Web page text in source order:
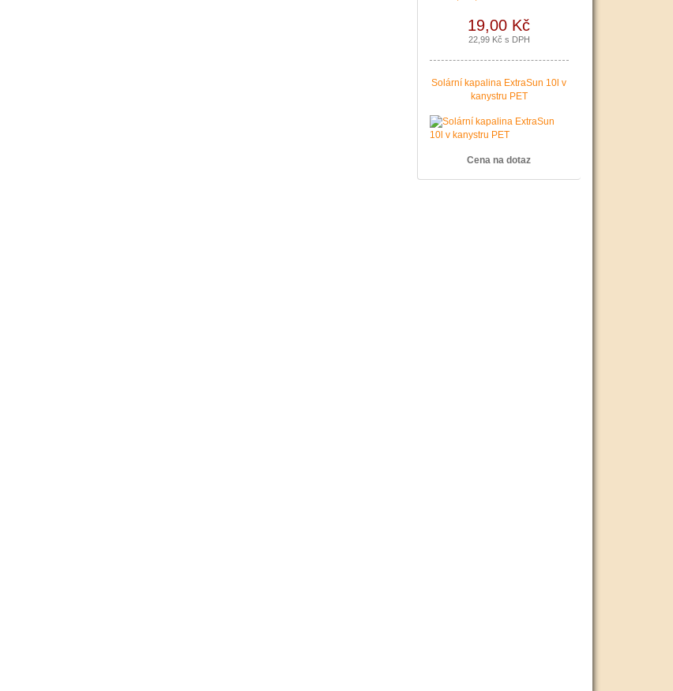
19,00 Kč
22,99 Kč s DPH
Solární kapalina ExtraSun 10l v
kanystru PET
Cena na dotaz